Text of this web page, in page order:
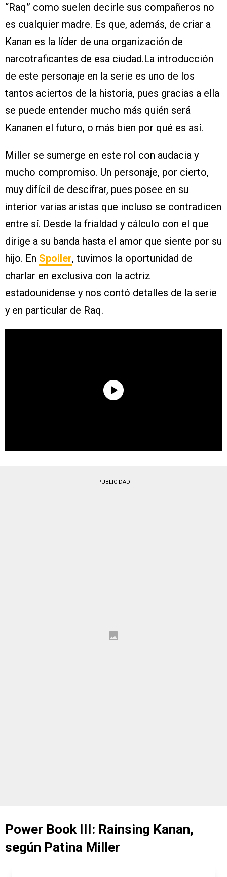
“Raq” como suelen decirle sus compañeros no
es cualquier madre. Es que, además, de criar a
Kanan es la líder de una organización de
narcotraficantes de esa ciudad.La introducción
de este personaje en la serie es uno de los
tantos aciertos de la historia, pues gracias a ella
se puede entender mucho más quién será
Kananen el futuro, o más bien por qué es así.
Miller se sumerge en este rol con audacia y
mucho compromiso. Un personaje, por cierto,
muy difícil de descifrar, pues posee en su
interior varias aristas que incluso se contradicen
entre sí. Desde la frialdad y cálculo con el que
dirige a su banda hasta el amor que siente por su
hijo. En Spoiler, tuvimos la oportunidad de
charlar en exclusiva con la actriz
estadounidense y nos contó detalles de la serie
y en particular de Raq.
PUBLICIDAD
Power Book III: Rainsing Kanan,
según Patina Miller